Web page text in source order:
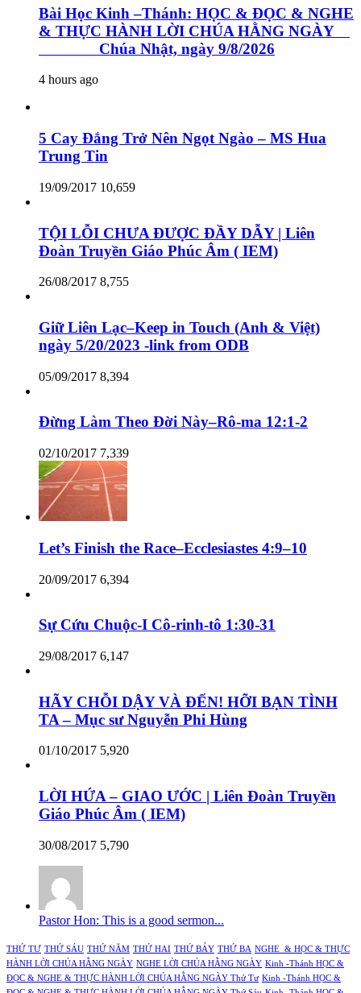
Bài Học Kinh –Thánh: HỌC & ĐỌC & NGHE
& THỰC HÀNH LỜI CHÚA HẰNG NGÀY
Chúa Nhật, ngày 9/8/2026
4 hours ago
5 Cay Đắng Trở Nên Ngọt Ngào – MS Hua
Trung Tin
19/09/2017 10,659
TỘI LỖI CHƯA ĐƯỢC ĐẦY DẪY | Liên
Đoàn Truyền Giáo Phúc Âm ( IEM)
26/08/2017 8,755
Giữ Liên Lạc–Keep in Touch (Anh & Việt)
ngày 5/20/2023 -link from ODB
05/09/2017 8,394
Đừng Làm Theo Đời Này–Rô-ma 12:1-2
02/10/2017 7,339
Let’s Finish the Race–Ecclesiastes 4:9–10
20/09/2017 6,394
Sự Cứu Chuộc-I Cô-rinh-tô 1:30-31
29/08/2017 6,147
HÃY CHỖI DẬY VÀ ĐẾN! HỠI BẠN TÌNH
TA – Mục sư Nguyễn Phi Hùng
01/10/2017 5,920
LỜI HỨA – GIAO ƯỚC | Liên Đoàn Truyền
Giáo Phúc Âm ( IEM)
30/08/2017 5,790
Pastor Hon: This is a good sermon...
THỨ TƯ THỨ SÁU THỨ NĂM THỨ HAI THỨ BẢY THỨ BA NGHE & HỌC & THỰC
HÀNH LỜI CHÚA HẰNG NGÀY NGHE LỜI CHÚA HẰNG NGÀY Kinh -Thánh HỌC &
ĐỌC & NGHE & THỰC HÀNH LỜI CHÚA HẰNG NGÀY Thứ Tư Kinh -Thánh HỌC &